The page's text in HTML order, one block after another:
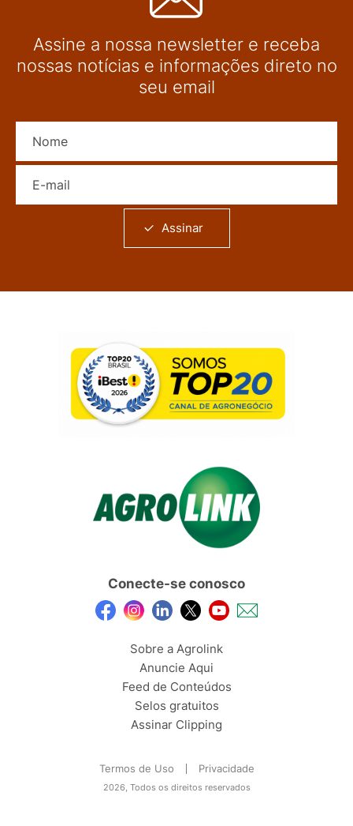
Assine a nossa newsletter e receba
nossas notícias e informações direto no
seu email
Assinar
Conecte-se conosco
Sobre a Agrolink
Anuncie Aqui
Feed de Conteúdos
Selos gratuitos
Assinar Clipping
Termos de Uso Privacidade
2026, Todos os direitos reservados